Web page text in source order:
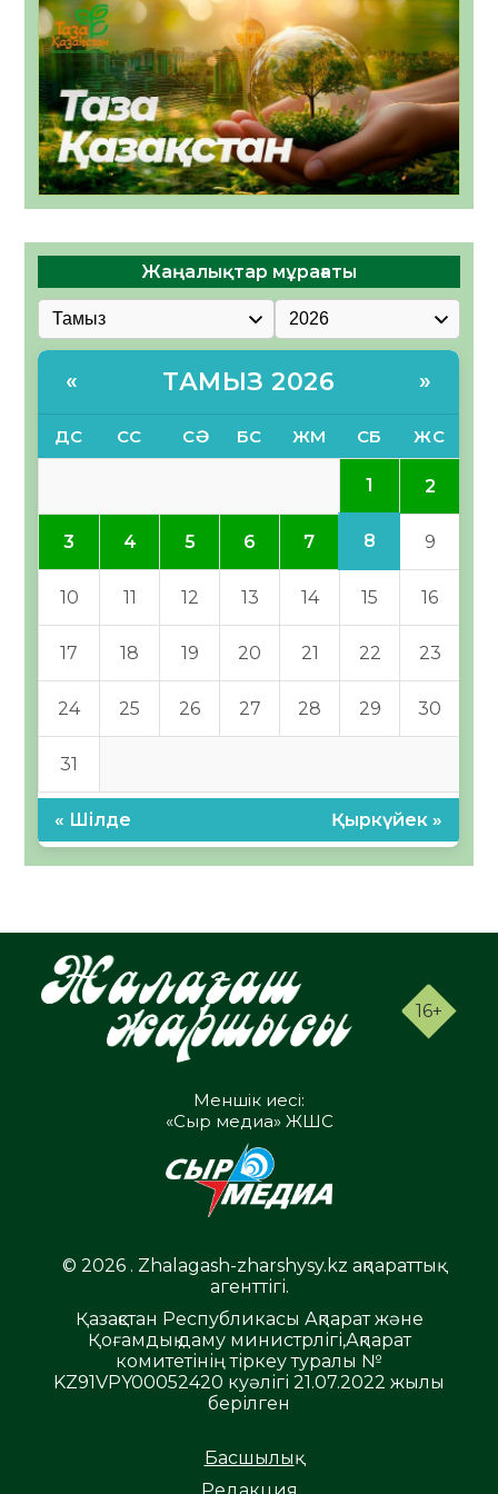
Жаңалықтар мұрағаты
« ТАМЫЗ 2026 »
ДС СС СӘ БС ЖМ СБ ЖС
1 2
3 4 5 6 7 8 9
10 11 12 13 14 15 16
17 18 19 20 21 22 23
24 25 26 27 28 29 30
31
« Шілде Қыркүйек »
16+
Меншік иесі:
«Сыр медиа» ЖШС
© 2026 . Zhalagash-zharshysy.kz ақпараттық
агенттігі.
Қазақстан Республикасы Ақпарат және
Қоғамдық даму министрлігі,Ақпарат
комитетінің тіркеу туралы №
KZ91VPY00052420 куәлігі 21.07.2022 жылы
берілген
Басшылық